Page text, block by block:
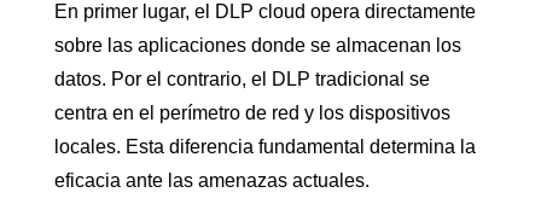
En primer lugar, el DLP cloud opera directamente
sobre las aplicaciones donde se almacenan los
datos. Por el contrario, el DLP tradicional se
centra en el perímetro de red y los dispositivos
locales. Esta diferencia fundamental determina la
eficacia ante las amenazas actuales.